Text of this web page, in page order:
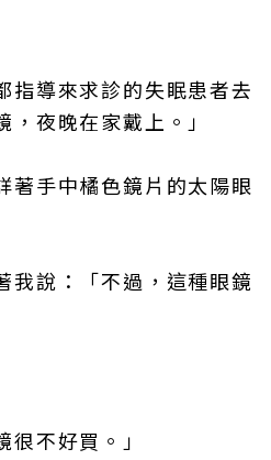
指導來求診的失眠患者去
夜晚在家戴上。」
手中橘色鏡片的太陽眼
我說：「不過，這種眼鏡
很不好買。」